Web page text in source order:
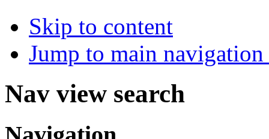
Skip to content
Jump to main
Nav view search